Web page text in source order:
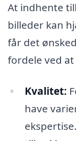
At indhente
billeder kan
får det
fordele ved
Kvalitet:
have